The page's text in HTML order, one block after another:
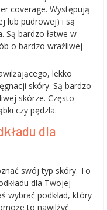
coverage. Występują
lub pudrowej) i są
Są bardzo łatwe w
o bardzo wrażliwej
lekko
skóry. Są bardzo
skórze. Często
czy pędzla.
dla
swój typ skóry. To
dla Twojej
wybrać podkład, który
to nawilżyć